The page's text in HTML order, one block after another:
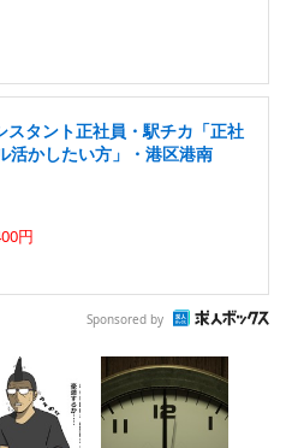
タント正社員・駅チカ「正社
活かしたい方」・港区港南
円
Sponsored by